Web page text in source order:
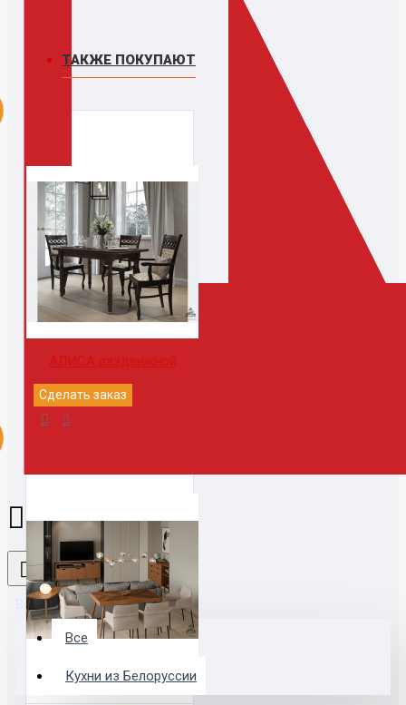
Все
Все
Кухни из Белоруссии
ТАКЖЕ ПОКУПАЮТ
АЛИСА раздвижной
Сделать заказ
АМБЕР. ГОСТИНАЯ